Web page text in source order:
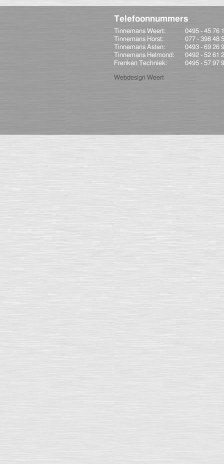
Telefoonnummers
Tinnemans Weert:
0495 - 45 76
Tinnemans Horst:
077 - 398 48
Tinnemans Asten:
0493 - 69 26
Tinnemans Helmond:
0492 - 52 61
Frenken Techniek:
0495 - 57 97
Webdesign Weert